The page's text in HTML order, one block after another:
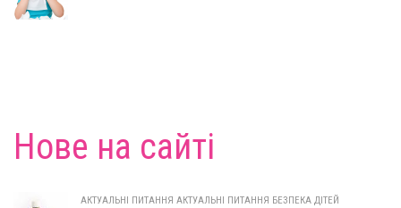
Нове на сайті
АКТУАЛЬНІ ПИТАННЯ АКТУАЛЬНІ ПИТАННЯ БЕЗПЕКА ДІТЕЙ